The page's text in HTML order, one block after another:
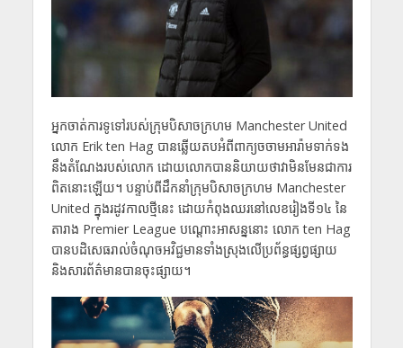
អ្នកចាត់ការទូទៅរបស់ក្រុមបិសាចក្រហម Manchester United
លោក Erik ten Hag បានឆ្លើយតបអំពីពាក្យចចាមអារ៉ាមទាក់ទង
នឹងតំណែងរបស់លោក ដោយលោកបាននិយាយថាវាមិនមែនជាការ
ពិតនោះឡើយ។ បន្ទាប់ពីដឹកនាំក្រុមបិសាចក្រហម Manchester
United ក្នុងរដូវកាលថ្មីនេះ ដោយកំពុងឈរនៅលេខរៀងទី១៤ នៃ
តារាង Premier League បណ្ដោះអាសន្ននោះ លោក ten Hag
បានបដិសេធរាល់ចំណុចអវិជ្ជមានទាំងស្រុងលើប្រព័ន្ធផ្សព្វផ្សាយ
និងសារព័ត៌មានបានចុះផ្សាយ។